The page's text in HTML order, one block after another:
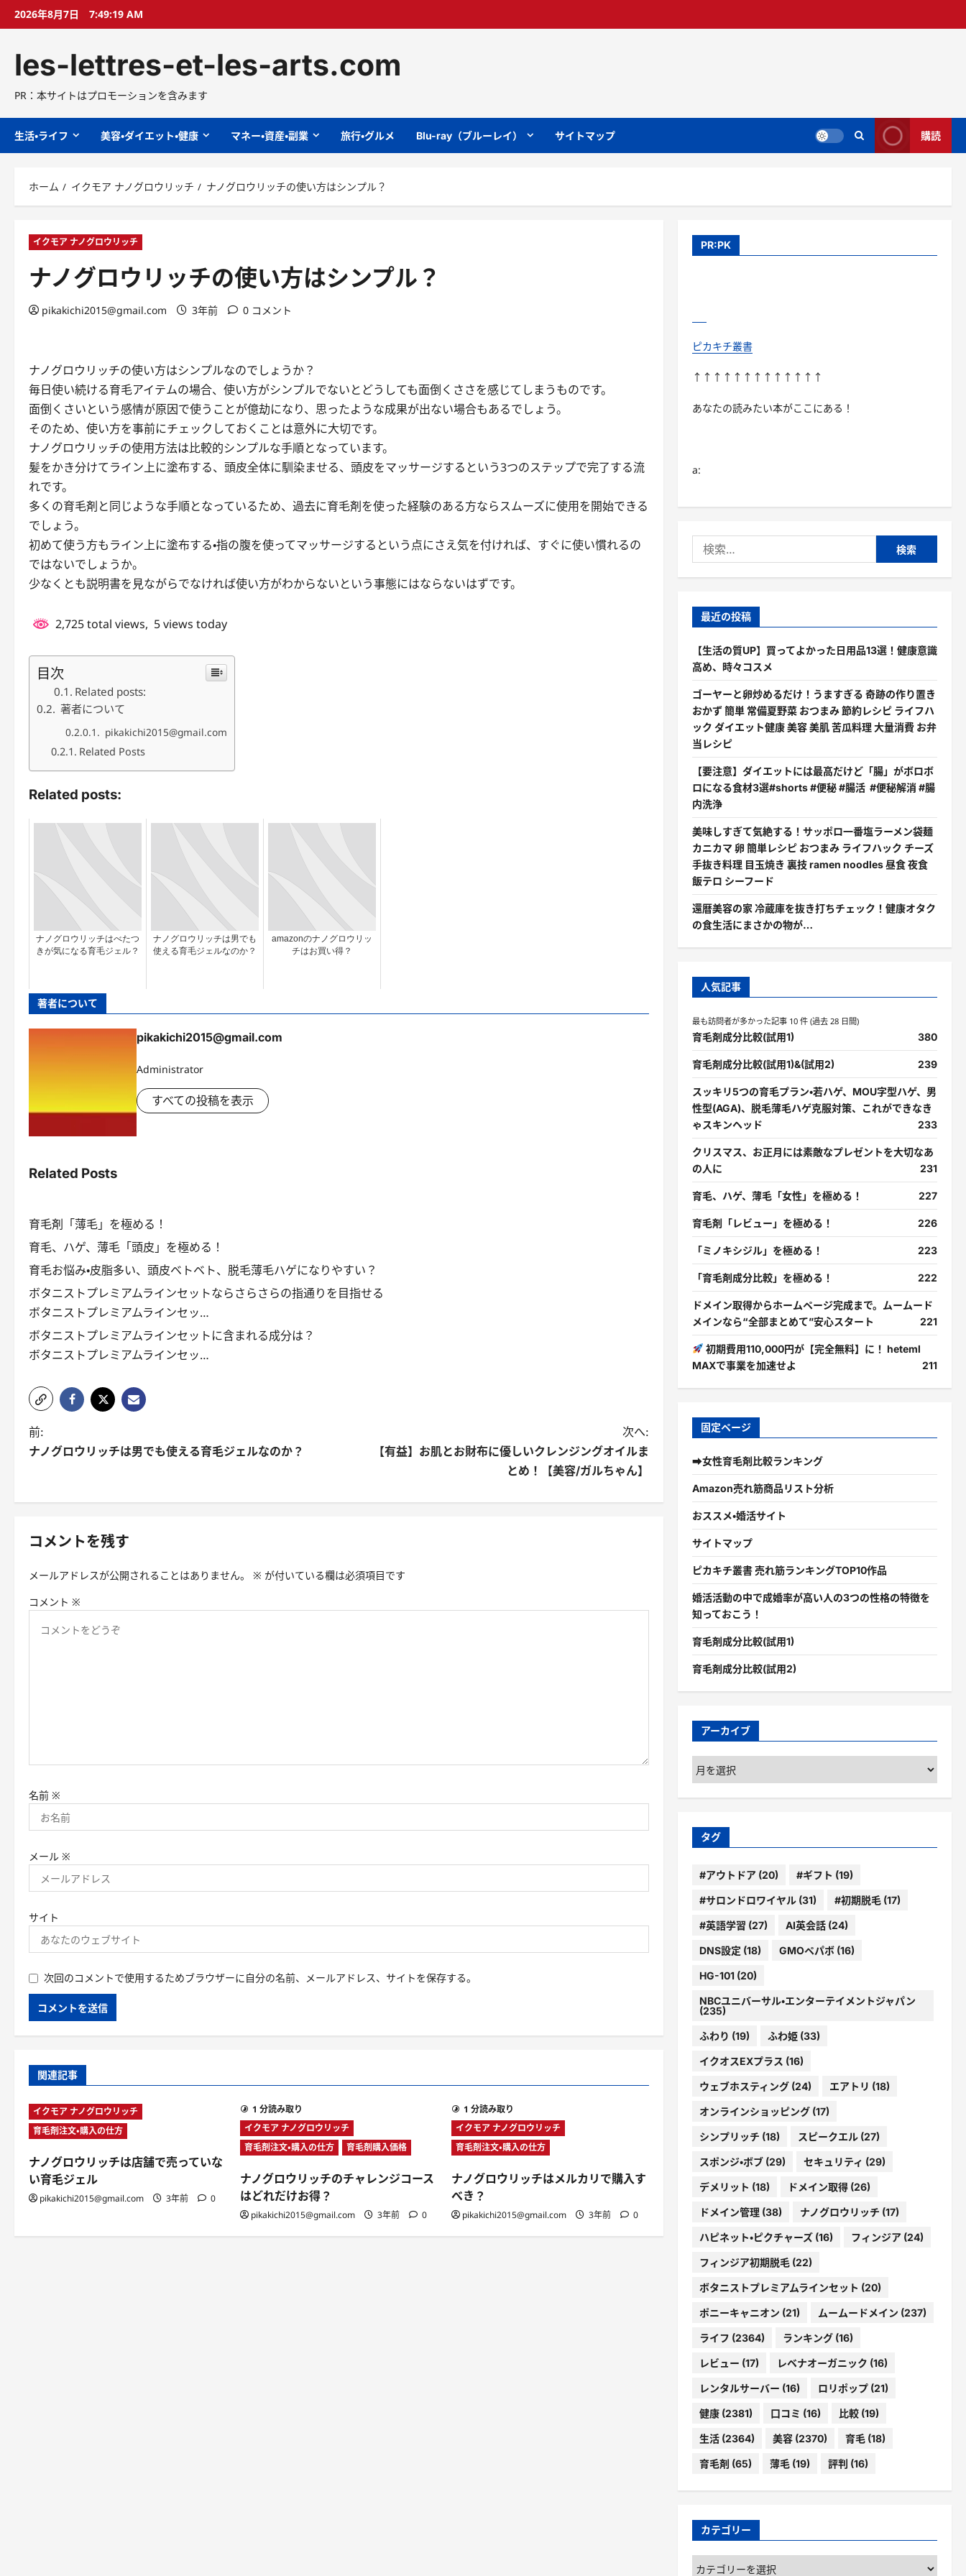
プ
2026年8月7日 7:49:20 AM
les-lettres-et-les-arts.com
PR：本サイトはプロモーションを含みます
生活・ライフ 美容・ダイエット・健康 マネー・資産・副業 旅行・グルメ Blu-ray（ブルーレイ） サイトマップ 購読
ホーム イクモア ナノグロウリッチ ナノグロウリッチの使い方はシンプル？
イクモア ナノグロウリッチ
ナノグロウリッチの使い方はシンプル？
pikakichi2015@gmail.com 3年前 0 コメント
ナノグロウリッチの使い方はシンプルなのでしょうか？
毎日使い続ける育毛アイテムの場合、使い方がシンプルでないとどうしても面倒くささを感じてしまうものです。
面倒くさいという感情が原因で使うことが億劫になり、思ったような成果が出ない場合もあるでしょう。
そのため、使い方を事前にチェックしておくことは意外に大切です。
ナノグロウリッチの使用方法は比較的シンプルな手順となっています。
髪をかき分けてライン上に塗布する、頭皮全体に馴染ませる、頭皮をマッサージするという3つのステップで完了する流
れです。
多くの育毛剤と同じような手順となっているため、過去に育毛剤を使った経験のある方ならスムーズに使用を開始できる
でしょう。
初めて使う方もライン上に塗布する・指の腹を使ってマッサージするという点にさえ気を付ければ、すぐに使い慣れるの
ではないでしょうか。
少なくとも説明書を見ながらでなければ使い方がわからないという事態にはならないはずです。
2,725 total views, 5 views today
目次
Related posts:
著者について
pikakichi2015@gmail.com
Related Posts
Related posts:
ナノグロウリッチはべたつ
きが気になる育毛ジェル？
ナノグロウリッチは男でも
使える育毛ジェルなのか？
amazonのナノグロウリッ
チはお買い得？
著者について
pikakichi2015@gmail.com
Administrator
すべての投稿を表示
Related Posts
育毛剤「薄毛」を極める！
育毛、ハゲ、薄毛「頭皮」を極める！
育毛お悩み・皮脂多い、頭皮ベトベト、脱毛薄毛ハゲになりやすい？
ボタニストプレミアムラインセットならさらさらの指通りを目指せる
ボタニストプレミアムラインセッ…
ボタニストプレミアムラインセットに含まれる成分は？
ボタニストプレミアムラインセッ…
投
稿
ゲ
ョ
前:
ナノグロウリッチは男でも使える育毛ジェルなのか？
次へ:
【有益】お肌とお財布に優しいクレンジングオイルま
とめ！【美容/ガルちゃん】
コメントを残す
メールアドレスが公開されることはありません。 ※ が付いている欄は必須項目です
コメント ※
名前 ※
メール ※
サイト
次回のコメントで使用するためブラウザーに自分の名前、メールアドレス、サイトを保存する。
関連記事
イクモア ナノグロウリッチ
育毛剤注文・購入の仕方
ナノグロウリッチは店舗で売っていな
い育毛ジェル
pikakichi2015@gmail.com 3年前 0
1 分読み取り
イクモア ナノグロウリッチ
育毛剤注文・購入の仕方
育毛剤購入価格
ナノグロウリッチのチャレンジコース
はどれだけお得？
pikakichi2015@gmail.com 3年前 0
1 分読み取り
イクモア ナノグロウリッチ
育毛剤注文・購入の仕方
ナノグロウリッチはメルカリで購入す
べき？
pikakichi2015@gmail.com 3年前 0
PR:PK
ピカキチ叢書
↑↑↑↑↑↑↑↑↑↑↑↑↑
あなたの読みたい本がここにある！
a:
索:
最近の投稿
【生活の質UP】買ってよかった日用品13選！健康意識
高め、時々コスメ
ゴーヤーと卵炒めるだけ！うますぎる 奇跡の作り置き
おかず 簡単 常備夏野菜 おつまみ 節約レシピ ライフハ
ック ダイエット健康 美容 美肌 苦瓜料理 大量消費 お弁
当レシピ
【要注意】ダイエットには最高だけど「腸」がボロボ
ロになる食材3選#shorts #便秘 #腸活 #便秘解消 #腸
内洗浄
美味しすぎて気絶する！サッポロ一番塩ラーメン袋麺
カニカマ 卵 簡単レシピ おつまみ ライフハック チーズ
手抜き料理 目玉焼き 裏技 ramen noodles 昼食 夜食
飯テロ シーフード
還暦美容の家 冷蔵庫を抜き打ちチェック！健康オタク
の食生活にまさかの物が…
人気記事
最も訪問者が多かった記事 10 件 (過去 28 日間)
育毛剤成分比較(試用1) 380
育毛剤成分比較(試用1)&(試用2) 239
スッキリ5つの育毛プラン・若ハゲ、MOU字型ハゲ、男
性型(AGA)、脱毛薄毛ハゲ克服対策、これができなき
ゃスキンヘッド
233
クリスマス、お正月には素敵なプレゼントを大切なあ
の人に
231
育毛、ハゲ、薄毛「女性」を極める！ 227
育毛剤「レビュー」を極める！ 226
「ミノキシジル」を極める！ 223
「育毛剤成分比較」を極める！ 222
ドメイン取得からホームページ完成まで。ムームード
メインなら“全部まとめて”安心スタート
221
初期費用110,000円が【完全無料】に！ heteml
MAXで事業を加速せよ
211
固定ページ
➡女性育毛剤比較ランキング
Amazon売れ筋商品リスト分析
おススメ・婚活サイト
サイトマップ
ピカキチ叢書 売れ筋ランキングTOP10作品
婚活活動の中で成婚率が高い人の3つの性格の特徴を
知っておこう！
育毛剤成分比較(試用1)
育毛剤成分比較(試用2)
アーカイブ
ア
ー
カ
ブ
タグ
#アウトドア(20) #ギフト (19)
#サロンドロワイヤル(31) #初期脱毛(17)
#英語学習 (27) AI英会話(24)
DNS設定 (18) GMOペパボ(16)
HG-101(20)
NBCユニバーサル・エンターテイメントジャパン
(235)
ふわり (19) ふわ姫(33)
イクオスEXプラス (16)
ウェブホスティング(24) エアトリ (18)
オンラインショッピング(17)
シンプリッチ (18) スピークエル(27)
スポンジ・ボブ(29) セキュリティ (29)
デメリット (18) ドメイン取得(26)
ドメイン管理(38) ナノグロウリッチ (17)
ハピネット・ピクチャーズ(16) フィンジア(24)
フィンジア初期脱毛(22)
ボタニストプレミアムラインセット (20)
ポニーキャニオン (21) ムームードメイン (237)
ライフ (2364) ランキング(16)
レビュー (17) レベナオーガニック (16)
レンタルサーバー (16) ロリポップ(21)
健康(2381) 口コミ (16) 比較(19)
生活(2364) 美容(2370) 育毛(18)
育毛剤 (65) 薄毛(19) 評判 (16)
カテゴリー
カ